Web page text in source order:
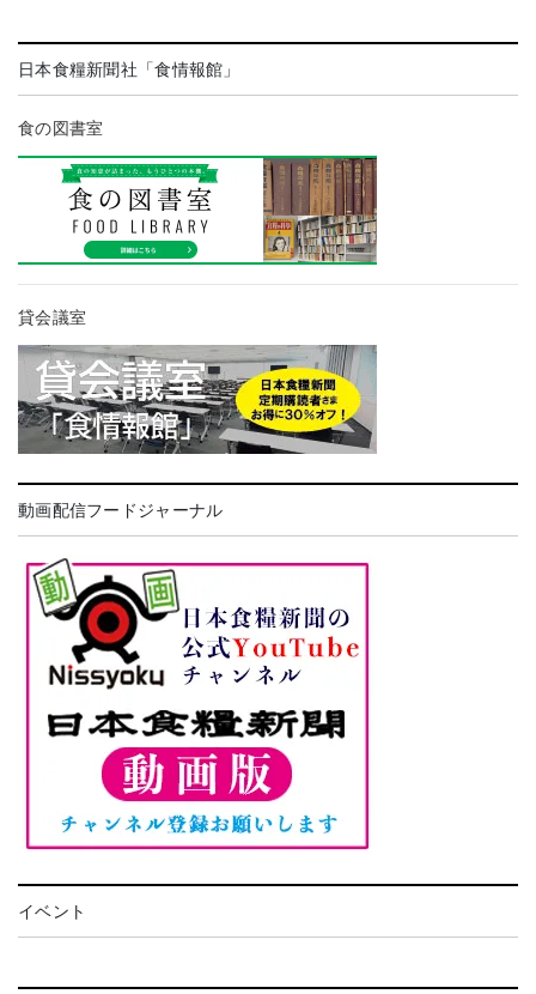
日本食糧新聞社「食情報館」
食の図書室
貸会議室
動画配信フードジャーナル
イベント